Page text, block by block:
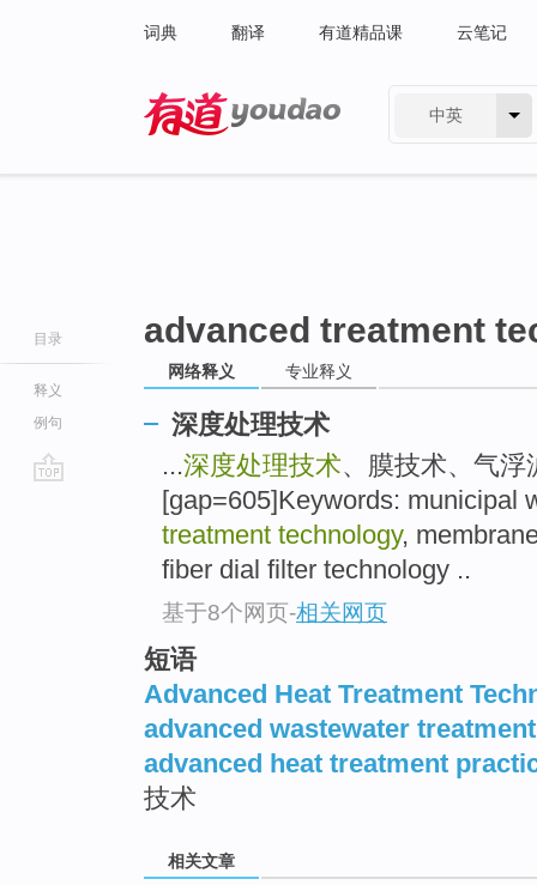
词典 翻译 有道精品课 云笔记
中英
目录
释义
例句
advanced treatment
网络释义 专业释义
深度处理技术
...深度处理技术、膜技术、气
[gap=605]Keywords: municipal
treatment technology,
fiber dial filter technology ..
基于8个网页-相关网页
短语
Advanced Heat Treatment
advanced wastewater
advanced heat treatment
技术
相关文章